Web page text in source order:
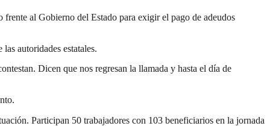
al Gobierno del Estado para exigir el pago de adeudos
autoridades estatales.
Dicen que nos regresan la llamada y hasta el día de
Participan 50 trabajadores con 103 beneficiarios en la jornada